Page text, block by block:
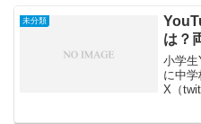
未分類
は？
小学生
に中
X（